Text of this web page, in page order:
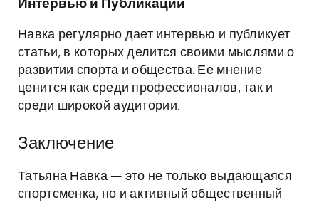
Интервью и Публикации
Навка регулярно дает интервью и публикует
статьи, в которых делится своими мыслями о
развитии спорта и общества. Ее мнение
ценится как среди профессионалов, так и
среди широкой аудитории.
Заключение
Татьяна Навка — это не только выдающаяся
спортсменка, но и активный общественный